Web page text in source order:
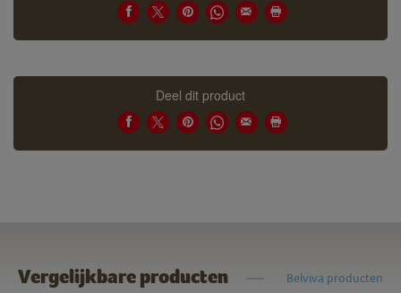
Deel dit product
Vergelijkbare producten Belviva producten